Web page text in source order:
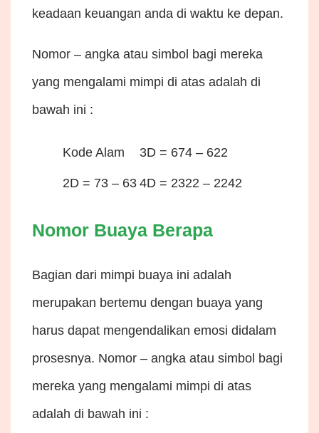
keadaan keuangan anda di waktu ke depan.
Nomor – angka atau simbol bagi mereka
yang mengalami mimpi di atas adalah di
bawah ini :
Kode Alam 3D = 674 – 622
2D = 73 – 63 4D = 2322 – 2242
Nomor Buaya Berapa
Bagian dari mimpi buaya ini adalah
merupakan bertemu dengan buaya yang
harus dapat mengendalikan emosi didalam
prosesnya. Nomor – angka atau simbol bagi
mereka yang mengalami mimpi di atas
adalah di bawah ini :